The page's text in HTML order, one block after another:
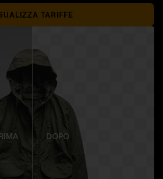
DOPO
TARIFFE